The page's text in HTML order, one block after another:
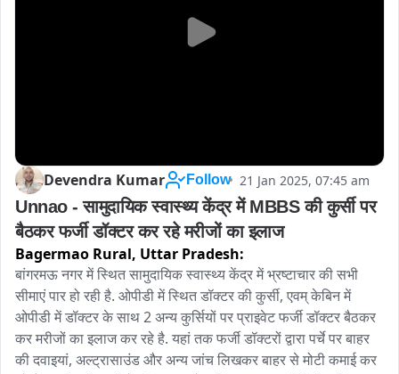
Devendra Kumar Follow 21 Jan 2025, 07:45 am
Unnao - सामुदायिक स्वास्थ्य केंद्र में MBBS की कुर्सी पर
बैठकर फर्जी डॉक्टर कर रहे मरीजों का इलाज
Bagermao Rural, Uttar Pradesh:
बांगरमऊ नगर में स्थित सामुदायिक स्वास्थ्य केंद्र में भ्रष्टाचार की सभी
सीमाएं पार हो रही है. ओपीडी में स्थित डॉक्टर की कुर्सी, एवम् केबिन में
ओपीडी में डॉक्टर के साथ 2 अन्य कुर्सियों पर प्राइवेट फर्जी डॉक्टर बैठकर
कर मरीजों का इलाज कर रहे है. यहां तक फर्जी डॉक्टरों द्वारा पर्चे पर बाहर
की दवाइयां, अल्ट्रासाउंड और अन्य जांच लिखकर बाहर से मोटी कमाई कर